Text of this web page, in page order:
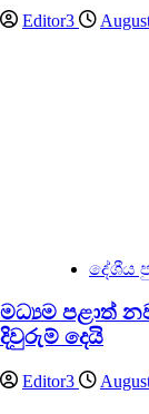
Editor3
දේශීය
මධ්‍යම පළාත්
දිවුරුම් දෙයි
Editor3